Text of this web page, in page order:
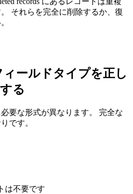
それらを完全に削除するか、復
ールドタイプを正し
る
要な形式が異なります。 完全な
です。
は不要です